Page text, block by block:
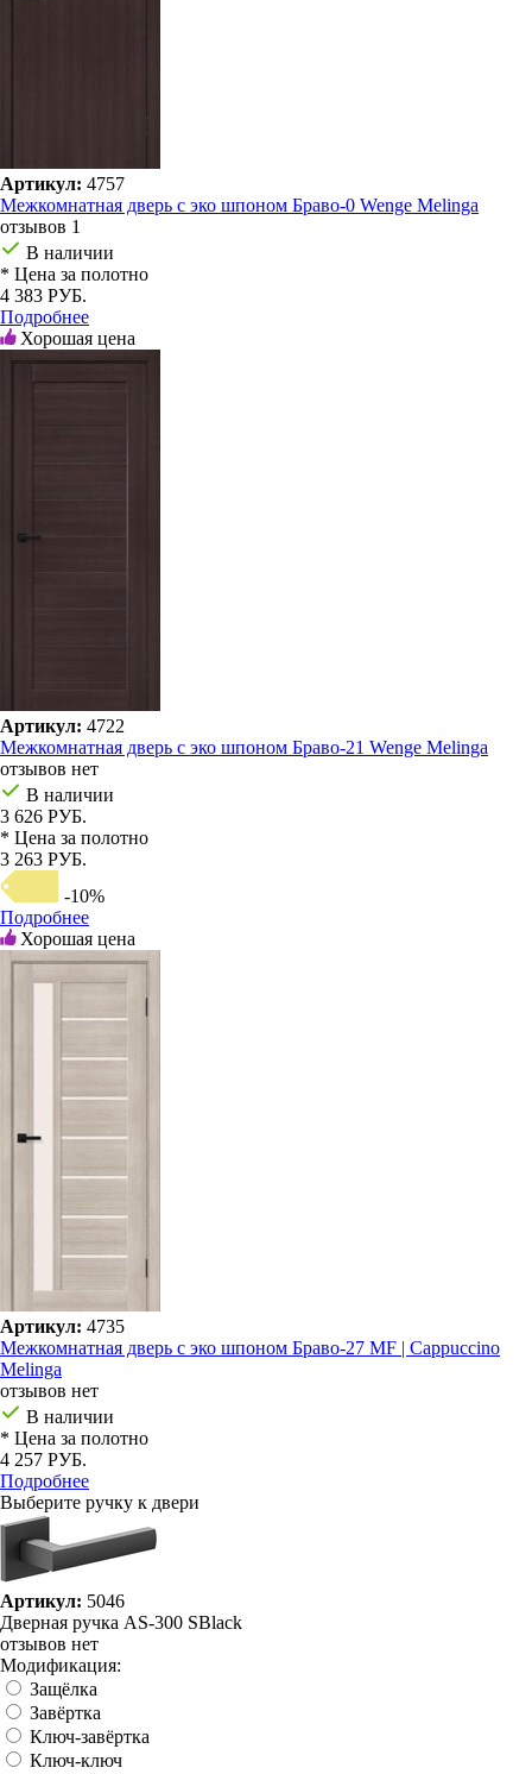
Артикул: 4757
Межкомнатная дверь с эко шпоном Браво-0 Wenge Melinga
отзывов 1
В наличии
* Цена за полотно
4 383 РУБ.
Подробнее
Хорошая цена
Артикул: 4722
Межкомнатная дверь с эко шпоном Браво-21 Wenge Melinga
отзывов нет
В наличии
3 626 РУБ.
* Цена за полотно
3 263 РУБ.
-10%
Подробнее
Хорошая цена
Артикул: 4735
Межкомнатная дверь с эко шпоном Браво-27 MF | Cappuccino
Melinga
отзывов нет
В наличии
* Цена за полотно
4 257 РУБ.
Подробнее
Выберите ручку к двери
Артикул: 5046
Дверная ручка AS-300 SBlack
отзывов нет
Модификация:
Защёлка
Завёртка
Ключ-завёртка
Ключ-ключ